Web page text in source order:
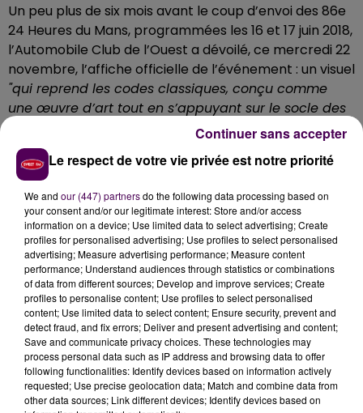
Un peu plus de six mois avant le coup d’envoi des 86e
24 Heures du Mans, programmées les 16 et 17 juin 2018,
l’Automobile Club de l’Ouest a dévoilé, ce mercredi 22
novembre, l’affiche officielle de l’événement : un visuel
"qui reprend les codes classiques, conçu comme
une œuvre d’art tout en s’appuyant sur le socle des
expliquent les organisateurs.
Fruit d’une nouvelle collaboration avec l’agence
mancelle"Machin Bidule" , l’affiche des 24 Heures du
Mans 2018, volontairement rétro, s’inscrit en effet
dans la tradition des affiches du passé, avec un dessin
à la ligne claire et une coloration simpliste :"A
collectionner, à partager et à exposer !"suggère
l’ACO.
Le respect de votre vie privée est notre priorité
We and our (447) partnersdo the following data processing based on
your consent and/or our legitimate interest: Store and/or access
information on a device; Use limited data to select advertising; Create
profiles for personalised advertising; Use profiles to select personalised
advertising; Measure advertising performance; Measure content
performance; Understand audiences through statistics or combinations
of data from different sources; Develop and improve services; Create
profiles to personalise content; Use profiles to select personalised
content; Use limited data to select content; Ensure security, prevent and
detect fraud, and fix errors; Deliver and present advertising and content;
Save and communicate privacy choices. These technologies may
process personal data such as IP address and browsing data to offer
following functionalities: Identify devices based on information actively
requested; Use precise geolocation data; Match and combine data from
other data sources; Link different devices; Identify devices based on
Continuer sans accepter